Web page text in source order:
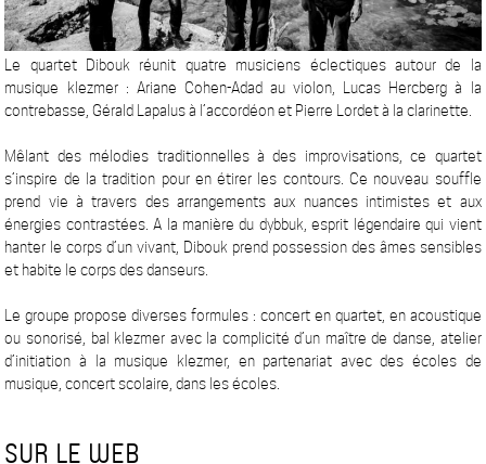
Le quartet Dibouk réunit quatre musiciens éclectiques autour de la
musique klezmer : Ariane Cohen-Adad au violon, Lucas Hercberg à la
contrebasse, Gérald Lapalus à l’accordéon et Pierre Lordet à la clarinette.
Mêlant des mélodies traditionnelles à des improvisations, ce quartet
s’inspire de la tradition pour en étirer les contours. Ce nouveau souffle
prend vie à travers des arrangements aux nuances intimistes et aux
énergies contrastées. A la manière du dybbuk, esprit légendaire qui vient
hanter le corps d’un vivant, Dibouk prend possession des âmes sensibles
et habite le corps des danseurs.
Le groupe propose diverses formules : concert en quartet, en acoustique
ou sonorisé, bal klezmer avec la complicité d’un maître de danse, atelier
d’initiation à la musique klezmer, en partenariat avec des écoles de
musique, concert scolaire, dans les écoles.
SUR LE WEB